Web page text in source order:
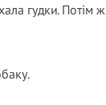
гудки. Потім